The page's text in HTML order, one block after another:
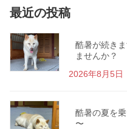
最近の投稿
酷暑が続き
ませんか？
2026年8月5日
酷暑の夏を
〜